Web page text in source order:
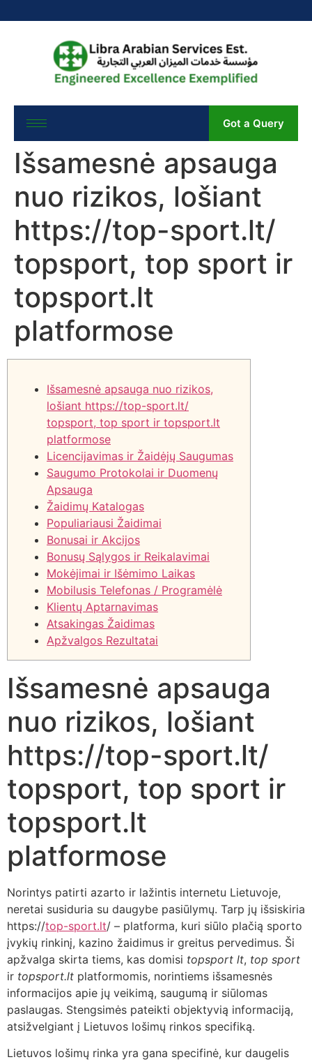
Got a Query
Išsamesnė apsauga
nuo rizikos, lošiant
https://top-sport.lt/
topsport, top sport ir
topsport.lt
platformose
Išsamesnė apsauga nuo rizikos,
lošiant https://top-sport.lt/
topsport, top sport ir topsport.lt
platformose
Licencijavimas ir Žaidėjų Saugumas
Saugumo Protokolai ir Duomenų
Apsauga
Žaidimų Katalogas
Populiariausi Žaidimai
Bonusai ir Akcijos
Bonusų Sąlygos ir Reikalavimai
Mokėjimai ir Išėmimo Laikas
Mobilusis Telefonas / Programėlė
Klientų Aptarnavimas
Atsakingas Žaidimas
Apžvalgos Rezultatai
Išsamesnė apsauga
nuo rizikos, lošiant
https://top-sport.lt/
topsport, top sport ir
topsport.lt
platformose
Norintys patirti azarto ir lažintis internetu Lietuvoje,
neretai susiduria su daugybe pasiūlymų. Tarp jų išsiskiria
https://top-sport.lt/ – platforma, kuri siūlo plačią sporto
įvykių rinkinį, kazino žaidimus ir greitus pervedimus. Ši
apžvalga skirta tiems, kas domisi topsport lt, top sport
ir topsport.lt platformomis, norintiems išsamesnės
informacijos apie jų veikimą, saugumą ir siūlomas
paslaugas. Stengsimės pateikti objektyvią informaciją,
atsižvelgiant į Lietuvos lošimų rinkos specifiką.
Lietuvos lošimų rinka yra gana specifinė, kur daugelis